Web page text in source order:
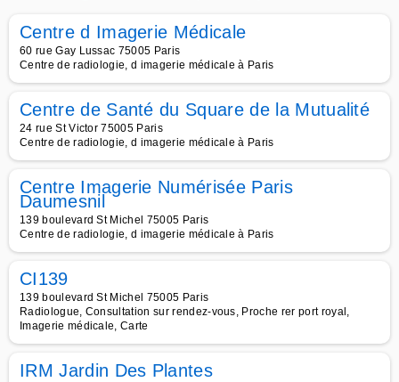
Centre d Imagerie Médicale
60 rue Gay Lussac 75005 Paris
Centre de radiologie, d imagerie médicale à Paris
Centre de Santé du Square de la Mutualité
24 rue St Victor 75005 Paris
Centre de radiologie, d imagerie médicale à Paris
Centre Imagerie Numérisée Paris
Daumesnil
139 boulevard St Michel 75005 Paris
Centre de radiologie, d imagerie médicale à Paris
CI139
139 boulevard St Michel 75005 Paris
Radiologue, Consultation sur rendez-vous, Proche rer port royal,
Imagerie médicale, Carte
IRM Jardin Des Plantes